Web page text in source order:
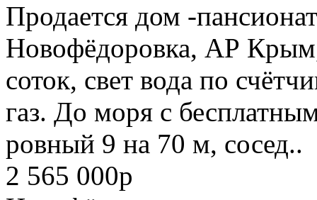
Продается дом -
Новофёдоровка, АР
соток, свет вода по
газ. До моря с
ровный 9 на 70 м, сосед..
2 565 000p